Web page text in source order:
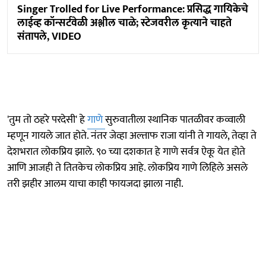
Singer Trolled for Live Performance: प्रसिद्ध गायिकेचे
लाईव्ह कॉन्सर्टवेळी अश्लील चाळे; स्टेजवरील कृत्याने चाहते
संतापले, VIDEO
'तुम तो ठहरे परदेसी' हेगाणेसुरुवातीला स्थानिक पातळीवर कव्वाली
म्हणून गायले जात होते. नंतर जेव्हा अल्ताफ राजा यांनी ते गायले, तेव्हा ते
देशभरात लोकप्रिय झाले. ९० च्या दशकात हे गाणे सर्वत्र ऐकू येत होते
आणि आजही ते तितकेच लोकप्रिय आहे. लोकप्रिय गाणे लिहिले असले
तरी झहीर आलम याचा काही फायजदा झाला नाही.